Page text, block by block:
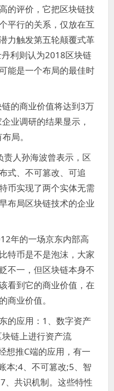
的评价，它把区块链技
平行的关系，仅放在互
力触发第五轮颠覆式革
利则认为2018区块链
能是一个布局的最佳时
的商业价值将达到3万
业调研的结果显示，
局。
责人孙海波曾表示，区
式、不可篡改、可追
币实现了两个实体无需
布局区块链技术的企业
年的一场京东内部高
特币是不是泡沫，大家
不一，但区块链本身不
看到它的商业价值，在
商业价值。
的应用：1、数字资产
链上进行资产流
想推C端的应用，有一
本;4、不可篡改;5、智
、共识机制。这些特性